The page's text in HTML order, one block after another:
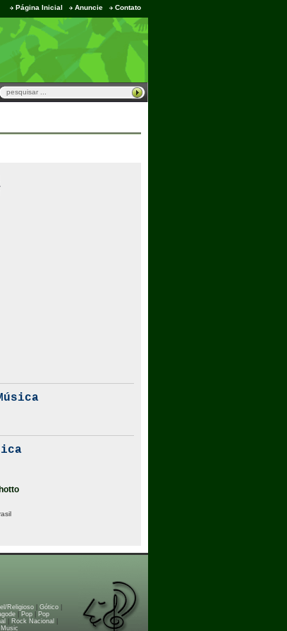
Página Inicial Anuncie Contato
Religioso Gótico
| Pop|
Pop
Rock Nacional